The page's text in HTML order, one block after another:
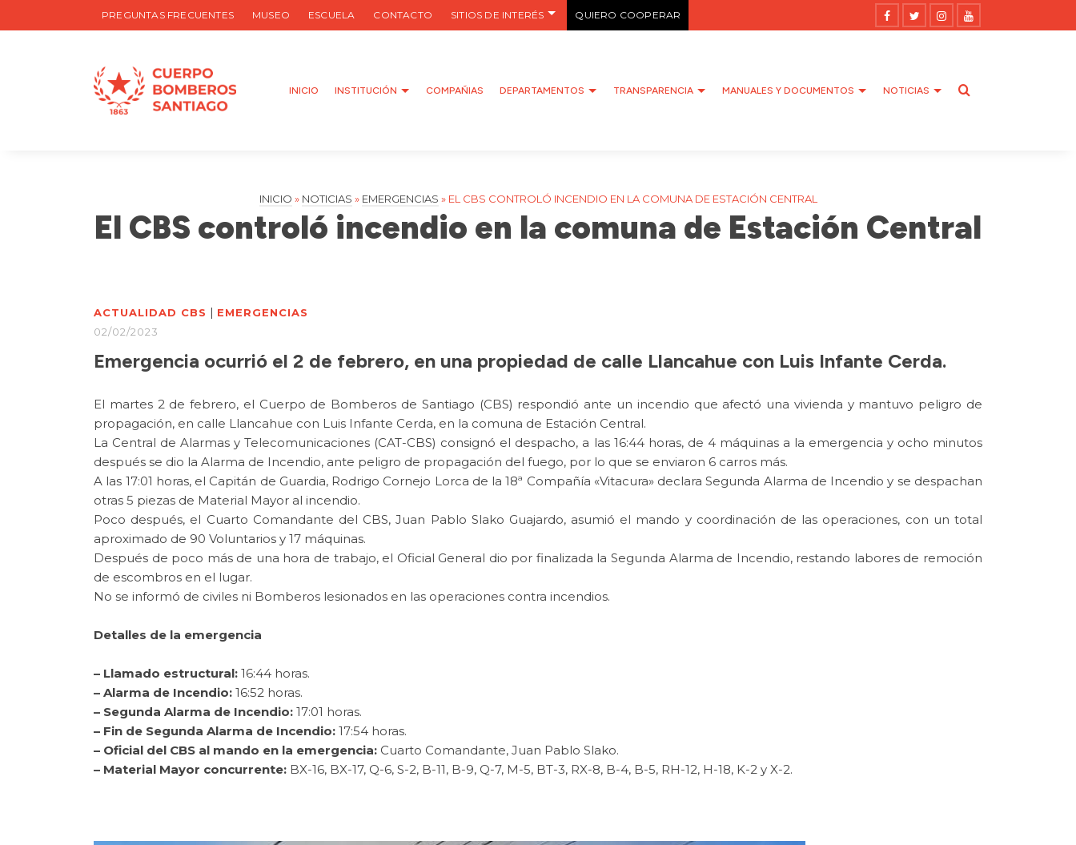
PREGUNTAS FRECUENTES MUSEO ESCUELA CONTACTO SITIOS DE INTERÉS QUIERO COOPERAR
INICIO INSTITUCIÓN COMPAÑIAS DEPARTAMENTOS TRANSPARENCIA MANUALES Y DOCUMENTOS NOTICIAS
INICIO » NOTICIAS » EMERGENCIAS » EL CBS CONTROLÓ INCENDIO EN LA COMUNA DE ESTACIÓN CENTRAL
El CBS controló incendio en la comuna de Estación Central
ACTUALIDAD CBS | EMERGENCIAS
02/02/2023
Emergencia ocurrió el 2 de febrero, en una propiedad de calle Llancahue con Luis Infante Cerda.
El martes 2 de febrero, el Cuerpo de Bomberos de Santiago (CBS) respondió ante un incendio que afectó una vivienda y mantuvo peligro de
propagación, en calle Llancahue con Luis Infante Cerda, en la comuna de Estación Central.
La Central de Alarmas y Telecomunicaciones (CAT-CBS) consignó el despacho, a las 16:44 horas, de 4 máquinas a la emergencia y ocho minutos
después se dio la Alarma de Incendio, ante peligro de propagación del fuego, por lo que se enviaron 6 carros más.
A las 17:01 horas, el Capitán de Guardia, Rodrigo Cornejo Lorca de la 18ª Compañía «Vitacura» declara Segunda Alarma de Incendio y se despachan
otras 5 piezas de Material Mayor al incendio.
Poco después, el Cuarto Comandante del CBS, Juan Pablo Slako Guajardo, asumió el mando y coordinación de las operaciones, con un total
aproximado de 90 Voluntarios y 17 máquinas.
Después de poco más de una hora de trabajo, el Oficial General dio por finalizada la Segunda Alarma de Incendio, restando labores de remoción
de escombros en el lugar.
No se informó de civiles ni Bomberos lesionados en las operaciones contra incendios.
Detalles de la emergencia
– Llamado estructural: 16:44 horas.
– Alarma de Incendio: 16:52 horas.
– Segunda Alarma de Incendio: 17:01 horas.
– Fin de Segunda Alarma de Incendio: 17:54 horas.
– Oficial del CBS al mando en la emergencia: Cuarto Comandante, Juan Pablo Slako.
– Material Mayor concurrente: BX-16, BX-17, Q-6, S-2, B-11, B-9, Q-7, M-5, BT-3, RX-8, B-4, B-5, RH-12, H-18, K-2 y X-2.